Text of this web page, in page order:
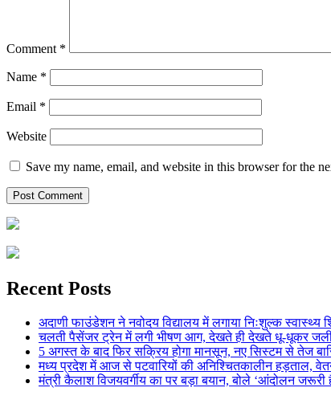
Comment *
Name *
Email *
Website
Save my name, email, and website in this browser for the
Recent Posts
अदाणी फाउंडेशन ने नवोदय विद्यालय में लगाया निःशुल्क स्वास्थ्य
चलती पैसेंजर ट्रेन में लगी भीषण आग, देखते ही देखते धू-धूकर जली
5 अगस्त के बाद फिर सक्रिय होगा मानसून, नए सिस्टम से तेज
मध्य प्रदेश में आज से पटवारियों की अनिश्चितकालीन हड़ताल,
मंत्री कैलाश विजयवर्गीय का पर बड़ा बयान, बोले ‘आंदोलन जरूरी